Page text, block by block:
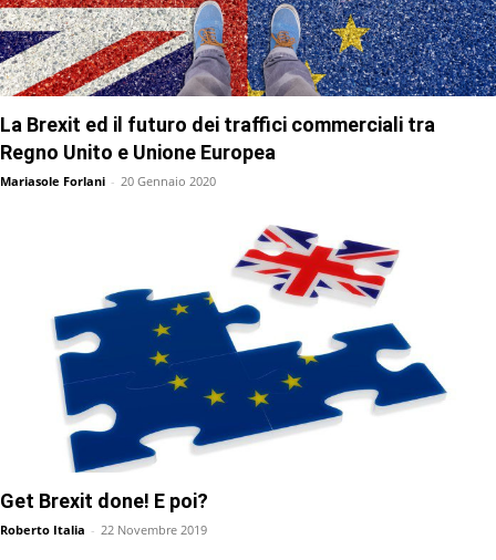
La Brexit ed il futuro dei traffici commerciali tra
Regno Unito e Unione Europea
Mariasole Forlani - 20 Gennaio 2020
Get Brexit done! E poi?
Roberto Italia - 22 Novembre 2019